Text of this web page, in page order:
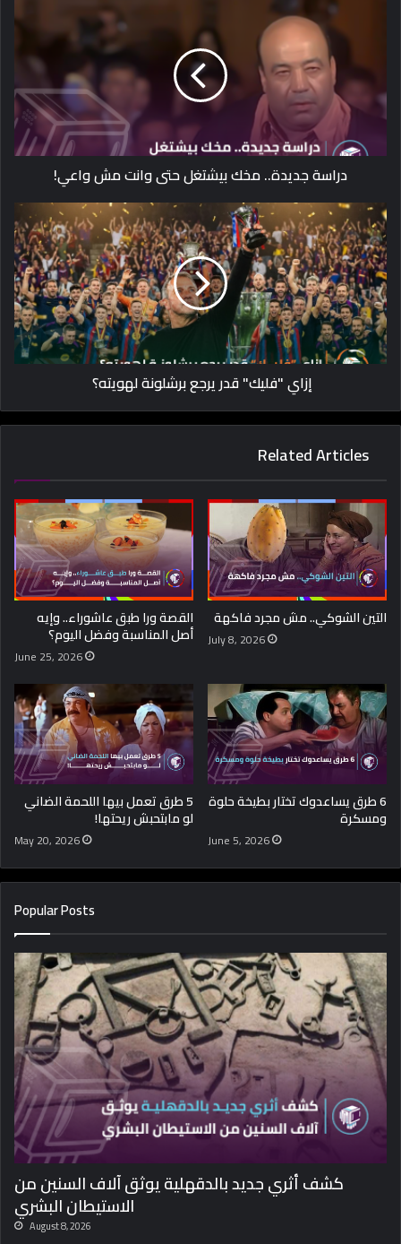
دراسة جديدة.. مخك بيشتغل حتى وانت مش واعي!
إزاي "فليك" قدر يرجع برشلونة لهويته؟
Related Articles
التين الشوكي.. مش مجرد فاكهة
July 8, 2026
القصة ورا طبق عاشوراء.. وإيه
أصل المناسبة وفضل اليوم؟
June 25, 2026
6 طرق يساعدوك تختار بطيخة حلوة
ومسكرة
June 5, 2026
5 طرق تعمل بيها اللحمة الضاني
لو مابتحبش ريحتها!
May 20, 2026
Popular Posts
كشف أثري جديد بالدقهلية يوثق آلاف السنين من
الاستيطان البشري
August 8, 2026